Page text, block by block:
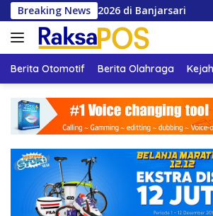
Langsung
ke
konten
Breaking News
di Banjarsari RS Azizah
Berita Otomotif Berita Olahraga